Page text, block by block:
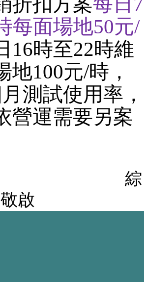
每面場地50元/
16時至22時維
地100元/時，
測試使用率，
營運需要另案
綜
啟